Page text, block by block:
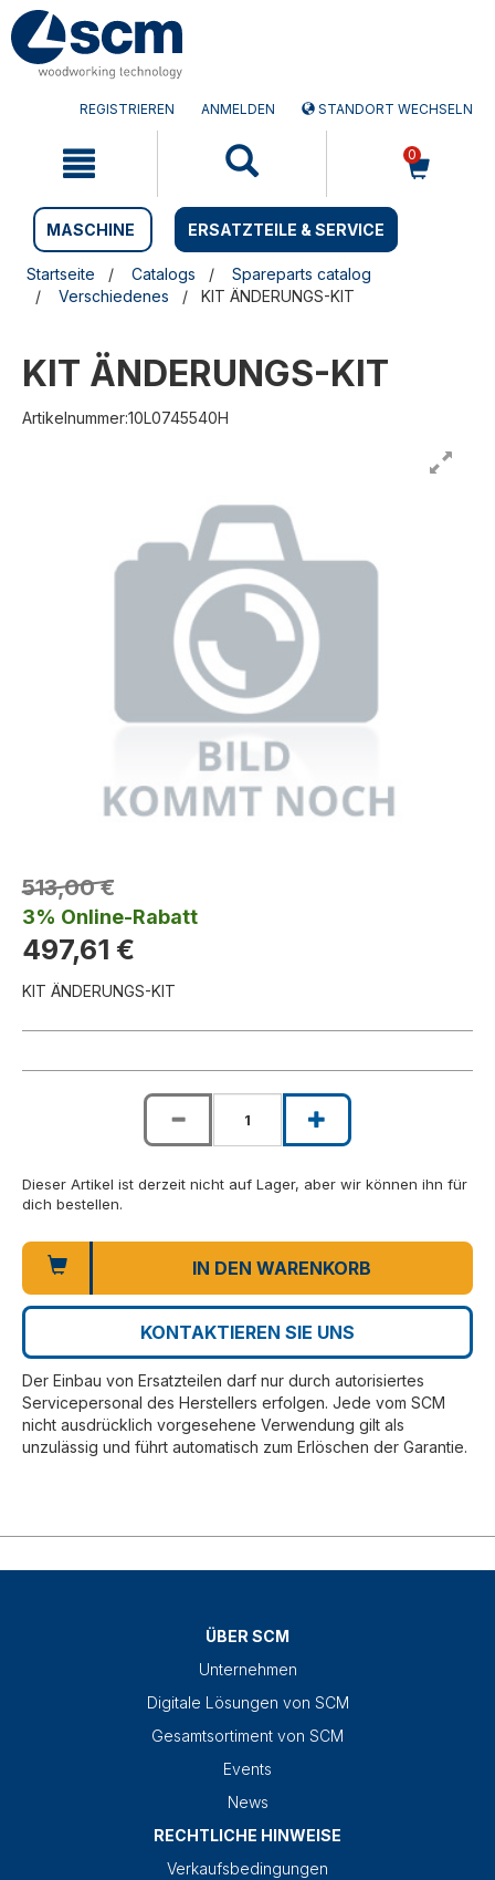
Zum
Inhalt
springen
Zum
Navigationsmen�
springen
REGISTRIEREN ANMELDEN STANDORT WECHSELN
0
MASCHINE ERSATZTEILE & SERVICE
Startseite Catalogs
Spareparts catalog
Verschiedenes
KIT ÄNDERUNGS-KIT
KIT ÄNDERUNGS-KIT
Artikelnummer:10L0745540H
513,00 €
3% Online-Rabatt
497,61 €
KIT ÄNDERUNGS-KIT
Dieser Artikel ist derzeit nicht auf Lager, aber wir können ihn für
dich bestellen.
IN DEN WARENKORB
KONTAKTIEREN SIE UNS
Der Einbau von Ersatzteilen darf nur durch autorisiertes
Servicepersonal des Herstellers erfolgen. Jede vom SCM
nicht ausdrücklich vorgesehene Verwendung gilt als
unzulässig und führt automatisch zum Erlöschen der Garantie.
ÜBER SCM
Unternehmen
Digitale Lösungen von SCM
Gesamtsortiment von SCM
Events
News
RECHTLICHE HINWEISE
Verkaufsbedingungen